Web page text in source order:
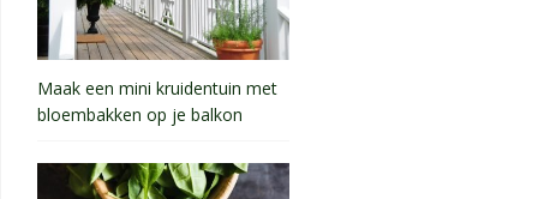
Maak een mini kruidentuin met
bloembakken op je balkon